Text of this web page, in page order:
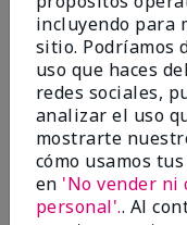
piel.
Ailime A.,
incluyendo para
sitio. Podríamos
uso que haces
redes sociales,
analizar el uso
mostrarte
cómo usamos
en 'No vender ni
personal'.. Al